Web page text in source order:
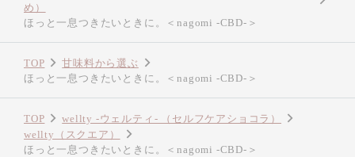
め）
ほっと一息つきたいときに。＜nagomi -CBD-＞
TOP
甘味料から選ぶ
ほっと一息つきたいときに。＜nagomi -CBD-＞
TOP
wellty -ウェルティ- （セルフケアショコラ）
wellty（スクエア）
ほっと一息つきたいときに。＜nagomi -CBD-＞